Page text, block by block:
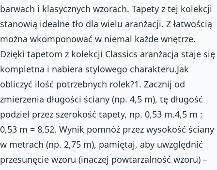
barwach i klasycznych wzorach. Tapety z tej kolekcji
stanowią idealne tło dla wielu aranżacji. Z łatwością
można wkomponować w niemal każde wnętrze.
Dzięki tapetom z kolekcji Classics aranżacja staje się
kompletna i nabiera stylowego charakteru.Jak
obliczyć ilość potrzebnych rolek?1. Zacznij od
zmierzenia długości ściany (np. 4,5 m), tę długość
podziel przez szerokość tapety, np. 0,53 m.4,5 m :
0,53 m = 8,52. Wynik pomnóż przez wysokość ściany
w metrach (np. 2,75 m), pamiętaj, aby uwzględnić
przesunęcie wzoru (inaczej powtarzalność wzoru) –